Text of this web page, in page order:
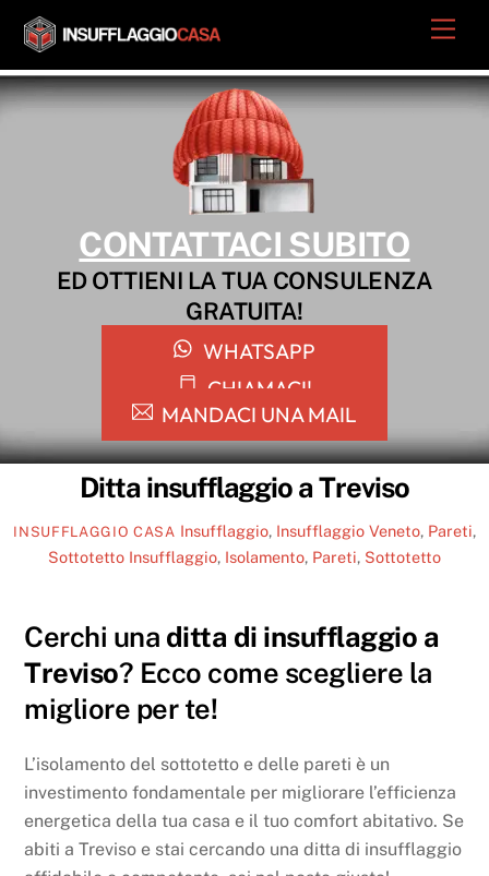
Skip
content
CONTATTACI SUBITO
ED OTTIENI LA TUA CONSULENZA
GRATUITA!
WHATSAPP
CHIAMACI!
MANDACI UNA MAIL
Ditta insufflaggio a Treviso
INSUFFLAGGIO CASA Insufflaggio, Insufflaggio Veneto, Pareti,
Sottotetto Insufflaggio, Isolamento, Pareti, Sottotetto
Cerchi una ditta di insufflaggio a
Treviso? Ecco come scegliere la
migliore per te!
L’isolamento del sottotetto e delle pareti è un
investimento fondamentale per migliorare l’efficienza
energetica della tua casa e il tuo comfort abitativo. Se
abiti a Treviso e stai cercando una ditta di insufflaggio